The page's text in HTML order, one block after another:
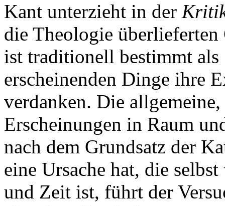
Kant unterzieht in der
die Theologie
ist traditionell bestimmt als
erscheinenden Dinge ihre
verdanken. Die
Erscheinungen in Raum
nach dem Grundsatz der
eine Ursache hat, die
und Zeit ist, führt der